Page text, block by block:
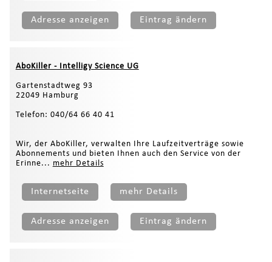
Adresse anzeigen Eintrag ändern
AboKiller - Intelligy Science UG
Gartenstadtweg 93
22049 Hamburg
Telefon: 040/64 66 40 41
Wir, der AboKiller, verwalten Ihre Laufzeitverträge sowie
Abonnements und bieten Ihnen auch den Service von der
Erinne... mehr Details
Internetseite mehr Details
Adresse anzeigen Eintrag ändern